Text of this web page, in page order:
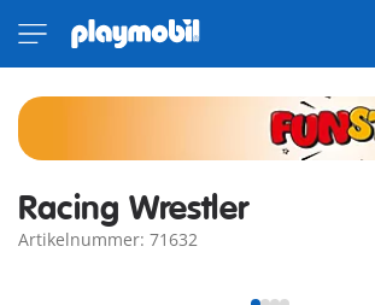
Racing Wrestler
Artikelnummer: 71632